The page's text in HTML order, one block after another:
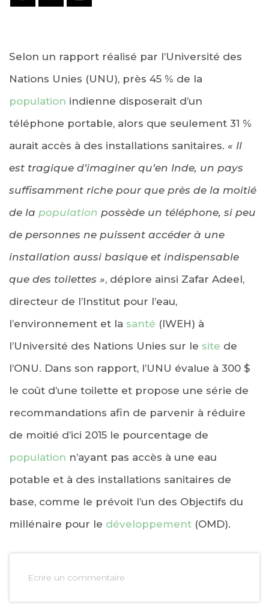
Selon un rapport réalisé par l’Université des
Nations Unies (UNU), près 45 % de la
population indienne disposerait d’un
téléphone portable, alors que seulement 31 %
aurait accès à des installations sanitaires. « Il
est tragique d’imaginer qu’en Inde, un pays
suffisamment riche pour que près de la moitié
de la population possède un téléphone, si peu
de personnes ne puissent accéder à une
installation aussi basique et indispensable
que des toilettes », déplore ainsi Zafar Adeel,
directeur de l’Institut pour l’eau,
l’environnement et la santé (IWEH) à
l’Université des Nations Unies sur le site de
l’ONU. Dans son rapport, l’UNU évalue à 300 $
le coût d’une toilette et propose une série de
recommandations afin de parvenir à réduire
de moitié d’ici 2015 le pourcentage de
population n’ayant pas accès à une eau
potable et à des installations sanitaires de
base, comme le prévoit l’un des Objectifs du
millénaire pour le développement (OMD).
Ecrire un commentaire